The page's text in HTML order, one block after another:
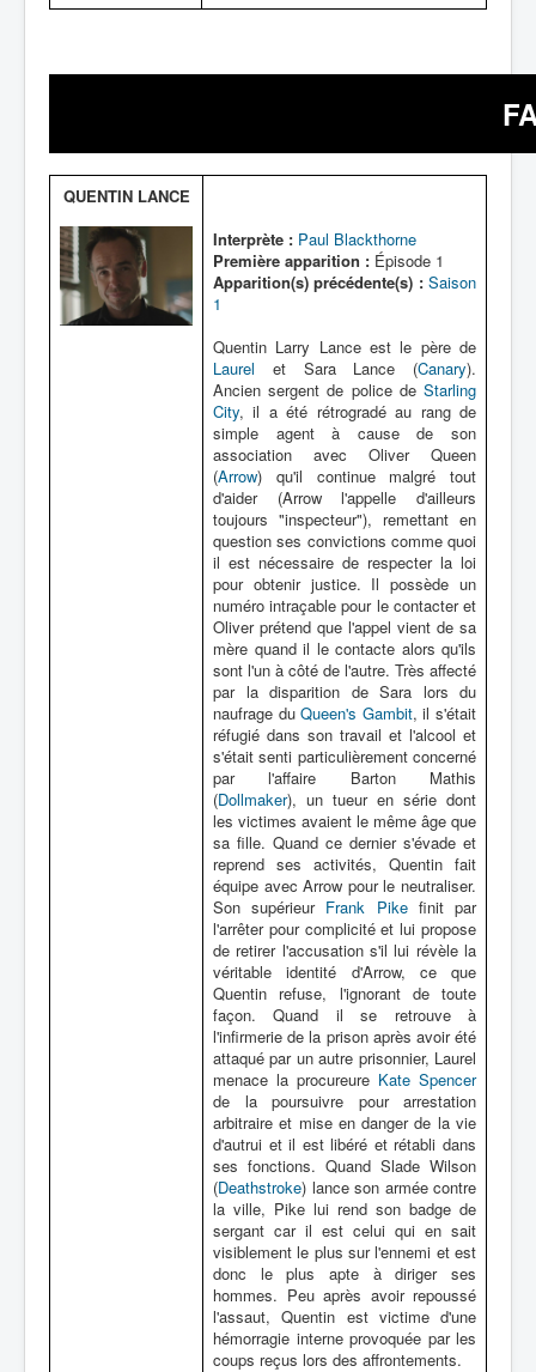
QUENTIN LANCE
Interprète : Paul Blackthorne
Première apparition : Épisode 1
Apparition(s) précédente(s) : Saison
1
Quentin Larry Lance est le père de
Laurel et Sara Lance (Canary).
Ancien sergent de police de Starling
City, il a été rétrogradé au rang de
simple agent à cause de son
association avec Oliver Queen
(Arrow) qu'il continue malgré tout
d'aider (Arrow l'appelle d'ailleurs
toujours "inspecteur"), remettant en
question ses convictions comme quoi
il est nécessaire de respecter la loi
pour obtenir justice. Il possède un
numéro intraçable pour le contacter et
Oliver prétend que l'appel vient de sa
mère quand il le contacte alors qu'ils
sont l'un à côté de l'autre. Très affecté
par la disparition de Sara lors du
naufrage duQueen's Gambit, il s'était
réfugié dans son travail et l'alcool et
s'était senti particulièrement concerné
par l'affaire Barton Mathis
(Dollmaker), un tueur en série dont
les victimes avaient le même âge que
sa fille. Quand ce dernier s'évade et
reprend ses activités, Quentin fait
équipe avec Arrow pour le neutraliser.
Son supérieur Frank Pikefinit par
l'arrêter pour complicité et lui propose
de retirer l'accusation s'il lui révèle la
véritable identité d'Arrow, ce que
Quentin refuse, l'ignorant de toute
façon. Quand il se retrouve à
l'infirmerie de la prison après avoir été
attaqué par un autre prisonnier, Laurel
menace la procureure Kate Spencer
de la poursuivre pour arrestation
arbitraire et mise en danger de la vie
d'autrui et il est libéré et rétabli dans
ses fonctions. Quand Slade Wilson
(Deathstroke) lance son armée contre
la ville, Pike lui rend son badge de
sergant car il est celui qui en sait
visiblement le plus sur l'ennemi et est
donc le plus apte à diriger ses
hommes. Peu après avoir repoussé
l'assaut, Quentin est victime d'une
hémorragie interne provoquée par les
coups reçus lors des affrontements.